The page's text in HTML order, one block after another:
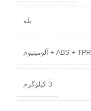
بله
ABS + TPR + آلومینیوم
3 کیلوگرم